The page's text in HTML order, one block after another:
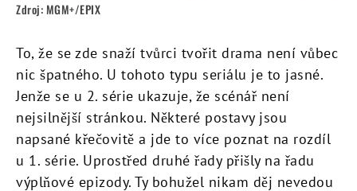
Zdroj: MGM+/EPIX
To, že se zde snaží tvůrci tvořit drama není vůbec
nic špatného. U tohoto typu seriálu je to jasné.
Jenže se u 2. série ukazuje, že scénář není
nejsilnější stránkou. Některé postavy jsou
napsané křečovitě a jde to více poznat na rozdíl
u 1. série. Uprostřed druhé řady přišly na řadu
výplňové epizody. Ty bohužel nikam děj nevedou